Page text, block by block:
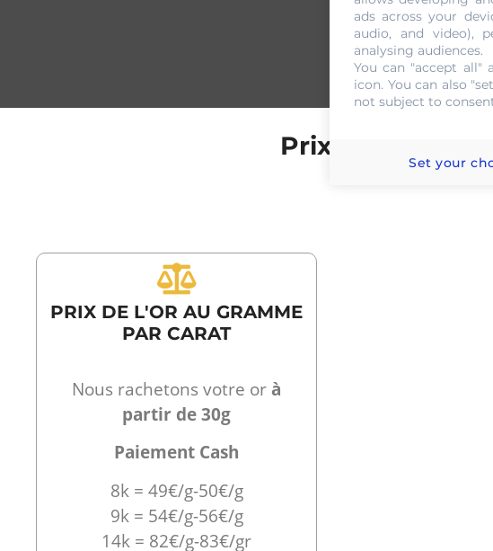
NOUS
Prix de l'or au
PRIX DE L'OR AU GRAMME
PAR CARAT
Nous rachetons votre orà
partir de 30g
Paiement Cash
8k = 49€/g-50€/g
9k = 54€/g-56€/g
14k = 82€/g-83€/gr
ads across your
audio, and video),
analysing audiences.
You can "accept all"
icon. You can also
not subject to
Set your